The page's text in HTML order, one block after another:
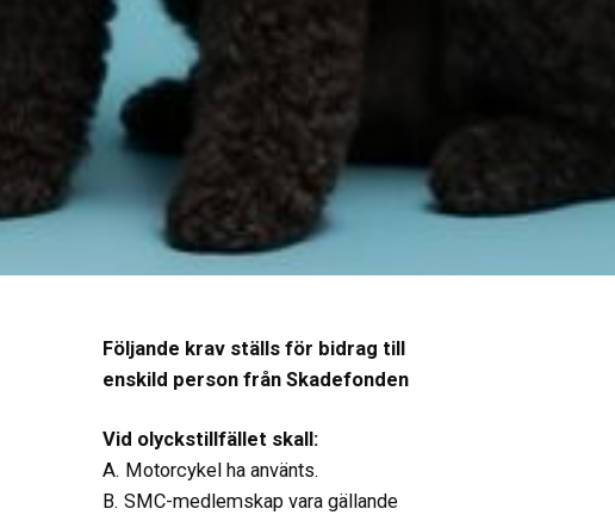
Följande krav ställs för bidrag till
enskild person från Skadefonden
Vid olyckstillfället skall:
A. Motorcykel ha använts.
B. SMC-medlemskap vara gällande